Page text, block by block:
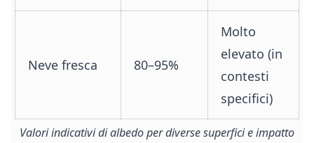
Neve fresca 80–95%
Molto
elevato (in
contesti
specifici)
Valori indicativi di albedo per diverse superfici e impatto